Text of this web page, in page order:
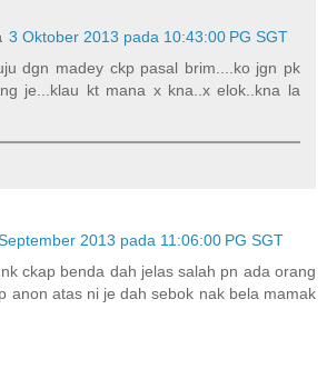
3 Oktober 2013 pada 10:43:00 PG SGT
dgn madey ckp pasal brim....ko jgn pk
je...klau kt mana x kna..x elok..kna la
2013 pada 11:06:00 PG SGT
ckap benda dah jelas salah pn ada orang
anon atas ni je dah sebok nak bela mamak